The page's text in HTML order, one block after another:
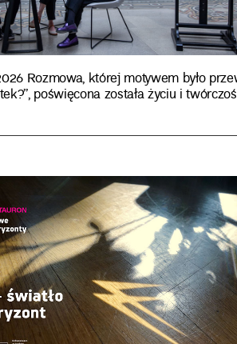
Rozmowa, której motywem było
poświęcona została życiu i